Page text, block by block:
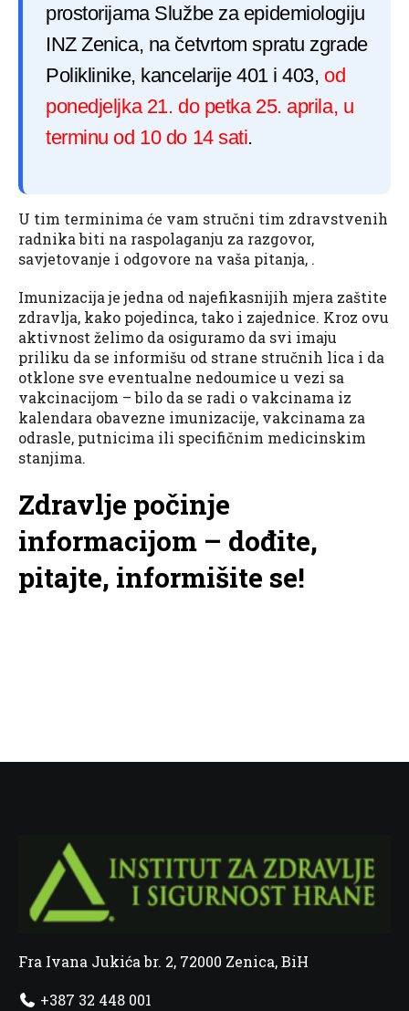
prostorijama Službe za epidemiologiju
INZ Zenica, na četvrtom spratu zgrade
Poliklinike, kancelarije 401 i 403, od
ponedjeljka 21. do petka 25. aprila, u
terminu od 10 do 14 sati.
U tim terminima će vam stručni tim zdravstvenih
radnika biti na raspolaganju za razgovor,
savjetovanje i odgovore na vaša pitanja, .
Imunizacija je jedna od najefikasnijih mjera zaštite
zdravlja, kako pojedinca, tako i zajednice. Kroz ovu
aktivnost želimo da osiguramo da svi imaju
priliku da se informišu od strane stručnih lica i da
otklone sve eventualne nedoumice u vezi sa
vakcinacijom – bilo da se radi o vakcinama iz
kalendara obavezne imunizacije, vakcinama za
odrasle, putnicima ili specifičnim medicinskim
stanjima.
Zdravlje počinje
informacijom – dođite,
pitajte, informišite se!
Fra Ivana Jukića br. 2, 72000 Zenica, BiH
+387 32 448 001